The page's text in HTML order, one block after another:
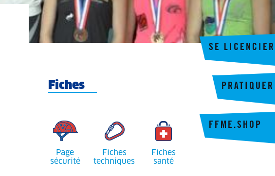
SE LICENCIER
FFME.SHOP
PRATIQUER
Fiches
Page
sécurité
Fiches
techniques
Fiches
santé